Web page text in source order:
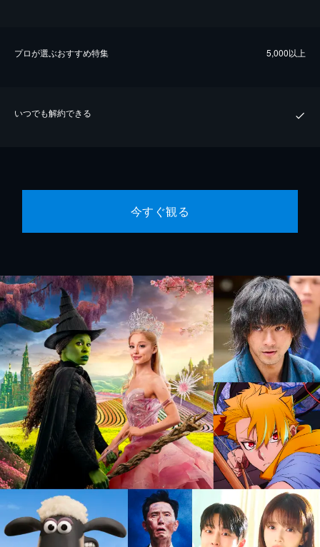
プロが選ぶおすすめ特集 5,000以上
いつでも解約できる
今すぐ観る